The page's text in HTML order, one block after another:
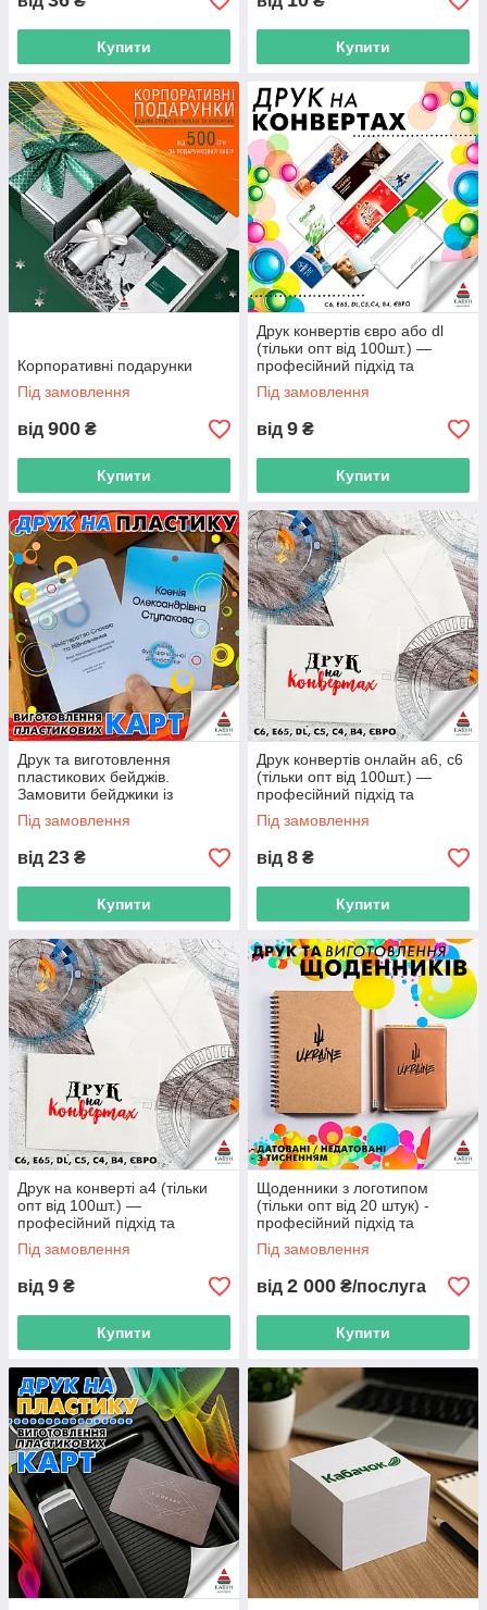
Купити Купити
Корпоративні подарунки
Під замовлення
від 900 ₴
Купити
Друк конвертів євро або dl
(тільки опт від 100шт.) —
професійний підхід та
доступні ціни
Під замовлення
від 9 ₴
Купити
Друк та виготовлення
пластикових бейджів.
Замовити бейджики із
пластику (тільки ОПТ від 50
штук) — замовити
Під замовлення
від 23 ₴
Купити
Друк конвертів онлайн а6, с6
(тільки опт від 100шт.) —
професійний підхід та
доступні ціни
Під замовлення
від 8 ₴
Купити
Друк на конверті а4 (тільки
опт від 100шт.) —
професійний підхід та
доступні ціни
Під замовлення
від 9 ₴
Купити
Щоденники з логотипом
(тільки опт від 20 штук) -
професійний підхід та
доступні ціни.
Під замовлення
від 2 000 ₴/послуга
Купити